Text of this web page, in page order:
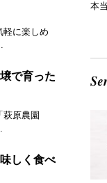
軽に楽しめ
で育った
萩原農園
しく食べ
本